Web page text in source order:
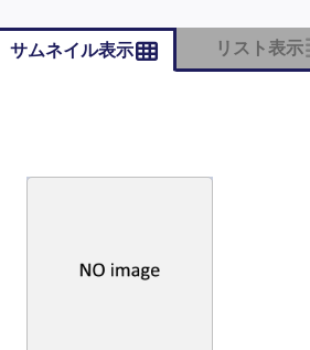
サムネイル表示 リスト表示